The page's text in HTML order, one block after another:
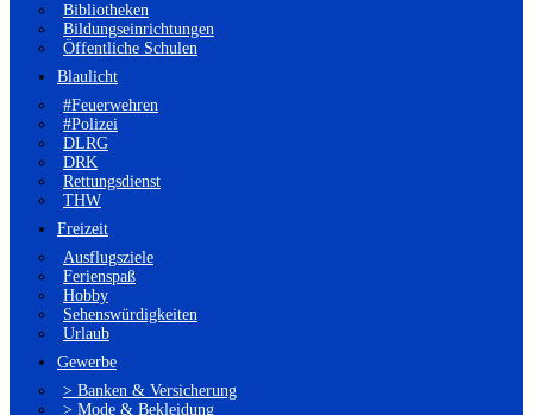
Bibliotheken
Bildungseinrichtungen
Öffentliche Schulen
Blaulicht
#Feuerwehren
#Polizei
DLRG
DRK
Rettungsdienst
THW
Freizeit
Ausflugsziele
Ferienspaß
Hobby
Sehenswürdigkeiten
Urlaub
Gewerbe
> Banken & Versicherung
> Mode & Bekleidung